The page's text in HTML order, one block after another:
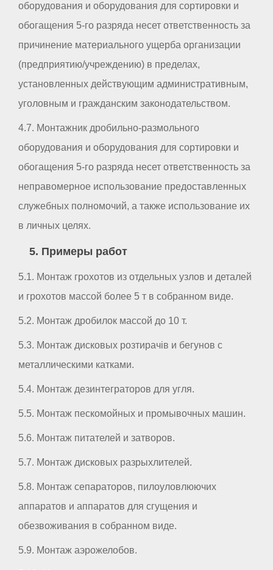
оборудования и оборудования для сортировки и
обогащения 5-го разряда несет ответственность за
причинение материального ущерба организации
(предприятию/учреждению) в пределах,
установленных действующим административным,
уголовным и гражданским законодательством.
4.7. Монтажник дробильно-размольного
оборудования и оборудования для сортировки и
обогащения 5-го разряда несет ответственность за
неправомерное использование предоставленных
служебных полномочий, а также использование их
в личных целях.
5. Примеры работ
5.1. Монтаж грохотов из отдельных узлов и деталей
и грохотов массой более 5 т в собранном виде.
5.2. Монтаж дробилок массой до 10 т.
5.3. Монтаж дисковых розтирачів и бегунов с
металлическими катками.
5.4. Монтаж дезинтеграторов для угля.
5.5. Монтаж пескомойных и промывочных машин.
5.6. Монтаж питателей и затворов.
5.7. Монтаж дисковых разрыхлителей.
5.8. Монтаж сепараторов, пилоуловлюючих
аппаратов и аппаратов для сгущения и
обезвоживания в собранном виде.
5.9. Монтаж аэрожелобов.